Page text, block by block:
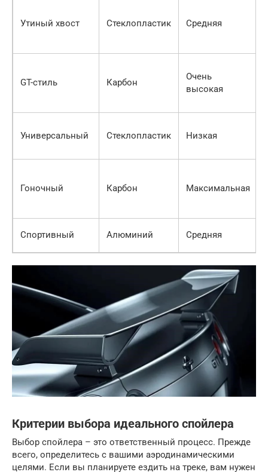
Утиный хвост Стеклопластик Средняя
GT-стиль Карбон
Очень
высокая
Универсальный Стеклопластик Низкая
Гоночный Карбон Максимальная
Спортивный Алюминий Средняя
Критерии выбора идеального спойлера
Выбор спойлера – это ответственный процесс. Прежде
всего, определитесь с вашими аэродинамическими
целями. Если вы планируете ездить на треке, вам нужен